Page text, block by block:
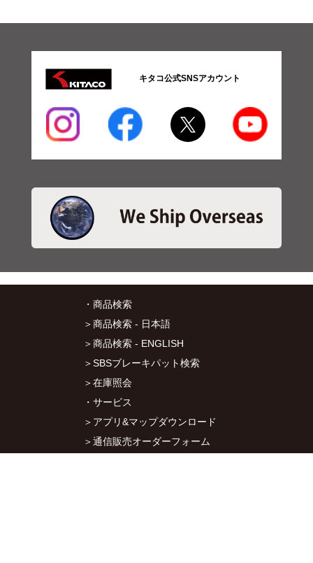
キタコ公式SNSアカウント
・商品検索
＞商品検索 - 日本語
＞商品検索 - ENGLISH
＞SBSブレーキパット検索
＞在庫照会
・サービス
＞アプリ&マップダウンロード
＞通信販売オーダーフォーム